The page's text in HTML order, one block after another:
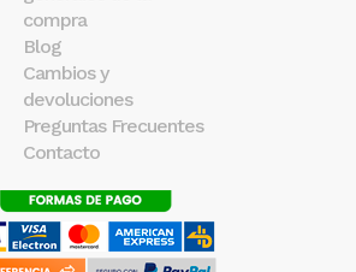
compra
Blog
Cambios y
devoluciones
Preguntas Frecuentes
Contacto